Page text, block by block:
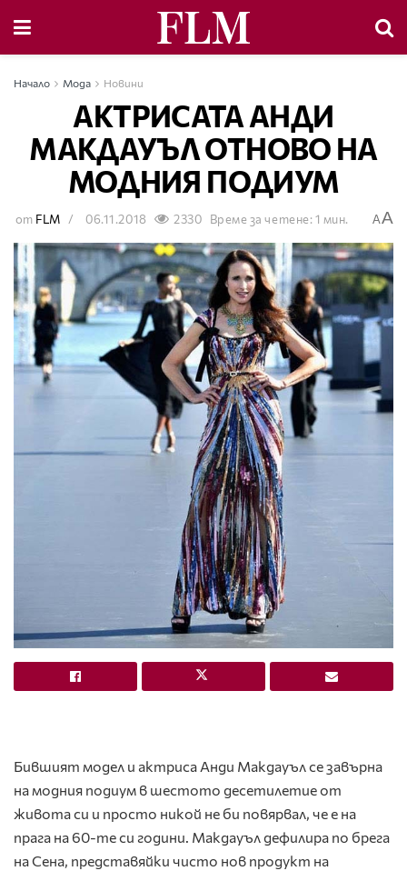
Начало Мода Новини
АКТРИСАТА АНДИ
МАКДАУЪЛ ОТНОВО НА
МОДНИЯ ПОДИУМ
от FLM 06.11.2018 2330 Време за четене: 1 мин. AA
Бившият модел и актриса Анди Макдауъл се завърна
на модния подиум в шестото десетилетие от
живота си и просто никой не би повярвал, че е на
прага на 60-те си години. Макдауъл дефилира по брега
на Сена, представяйки чисто нов продукт на